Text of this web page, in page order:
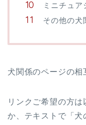
ミニチュア
その他の犬
犬関係のページの
リンクご希望の方は
か、テキストで「